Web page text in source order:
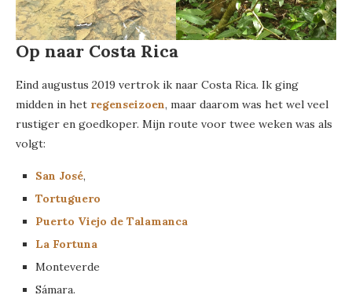
Op naar Costa Rica
Eind augustus 2019 vertrok ik naar Costa Rica. Ik ging
midden in het regenseizoen, maar daarom was het wel veel
rustiger en goedkoper. Mijn route voor twee weken was als
volgt:
San José,
Tortuguero
Puerto Viejo de Talamanca
La Fortuna
Monteverde
Sámara.